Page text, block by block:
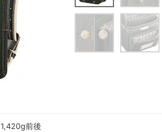
1,420g前後